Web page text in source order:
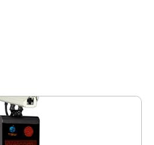
tra cui: sistema di
sistema di parcheggio per
per carte RFID, UHF
Bluetooth e sistema di